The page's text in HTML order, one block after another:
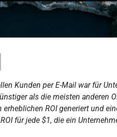
Kunden per E-Mail war für
als die meisten anderen
ROI generiert und
für jede $1, die ein